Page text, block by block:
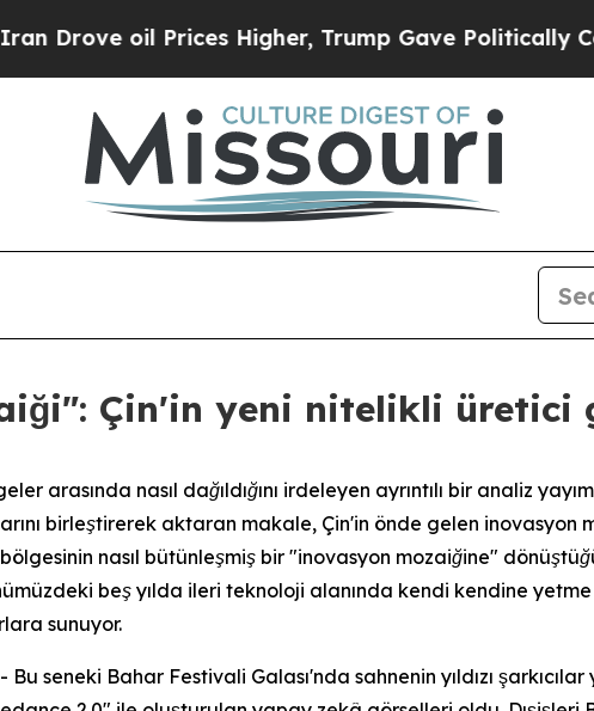
oil Prices Higher, Trump Gave Politically
Çin'in yeni nitelikli üretici
arasında nasıl dağıldığını irdeleyen ayrıntılı bir analiz
birleştirerek aktaran makale, Çin'in önde gelen inovasyon
nasıl bütünleşmiş bir "inovasyon mozaiğine"
beş yılda ileri teknoloji alanında kendi kendine
sunuyor.
Bu seneki Bahar Festivali Galası'nda sahnenin yıldızı